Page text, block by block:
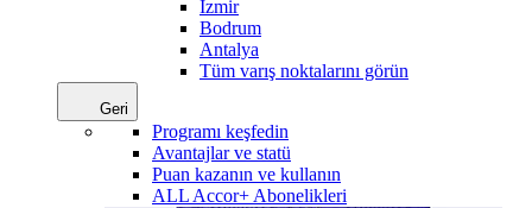
İzmir
Bodrum
Antalya
Tüm varış noktalarını görün
Geri
Programı keşfedin
Avantajlar ve statü
Puan kazanın ve kullanın
ALL Accor+ Abonelikleri